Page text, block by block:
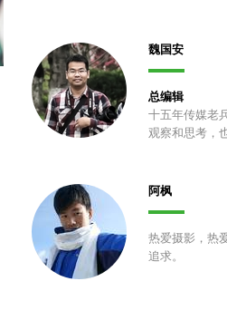
魏国安
总编辑
十五年传媒老
观察和思考，
阿枫
热爱摄影，热
追求。